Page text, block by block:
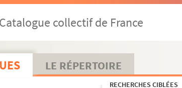
Catalogue collectif de France
LE RÉPERTOIRE
RECHERCHES CIBLÉES
de fer
lingerie